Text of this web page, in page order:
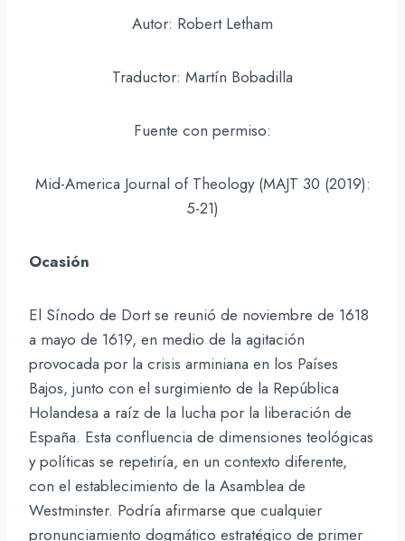
Autor: Robert Letham
Traductor: Martín Bobadilla
Fuente con permiso:
Mid-America Journal of Theology (MAJT 30 (2019):
5-21)
Ocasión
El Sínodo de Dort se reunió de noviembre de 1618
a mayo de 1619, en medio de la agitación
provocada por la crisis arminiana en los Países
Bajos, junto con el surgimiento de la República
Holandesa a raíz de la lucha por la liberación de
España. Esta confluencia de dimensiones teológicas
y políticas se repetiría, en un contexto diferente,
con el establecimiento de la Asamblea de
Westminster. Podría afirmarse que cualquier
pronunciamiento dogmático estratégico de primer